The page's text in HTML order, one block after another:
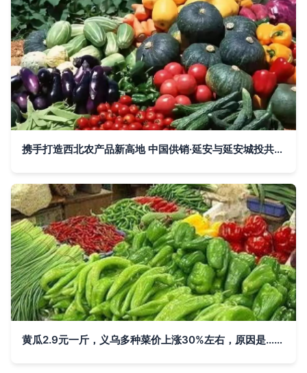
携手打造西北农产品新高地 中国供销·延安与延安城投共筑集散中心
黄瓜2.9元一斤，义乌多种菜价上涨30%左右，原因是……